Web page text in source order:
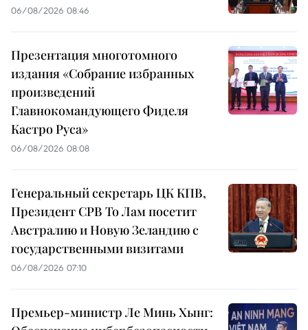
06/08/2026 08:46
Презентация многотомного
издания «Собрание избранных
произведений
Главнокомандующего Фиделя
Кастро Руса»
06/08/2026 08:08
Генеральный секретарь ЦК КПВ,
Президент СРВ То Лам посетит
Австралию и Новую Зеландию с
государственными визитами
06/08/2026 07:10
Премьер-министр Ле Минь Хынг: